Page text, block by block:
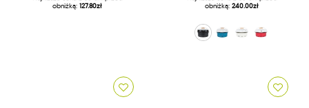
rodziną sprawia, że ​​ludzie są szczęśliwi w swoim życiu.
obniżką: 127.80zł
obniżką: 240.00zł
czarny (01 - czarny)
niebieski (02 - niebieski)
kremowy (03 - kremowy)
Czerwony (04 -